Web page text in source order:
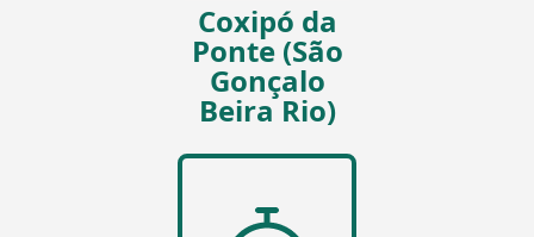
Coxipó da
Ponte (São
Gonçalo
Beira Rio)